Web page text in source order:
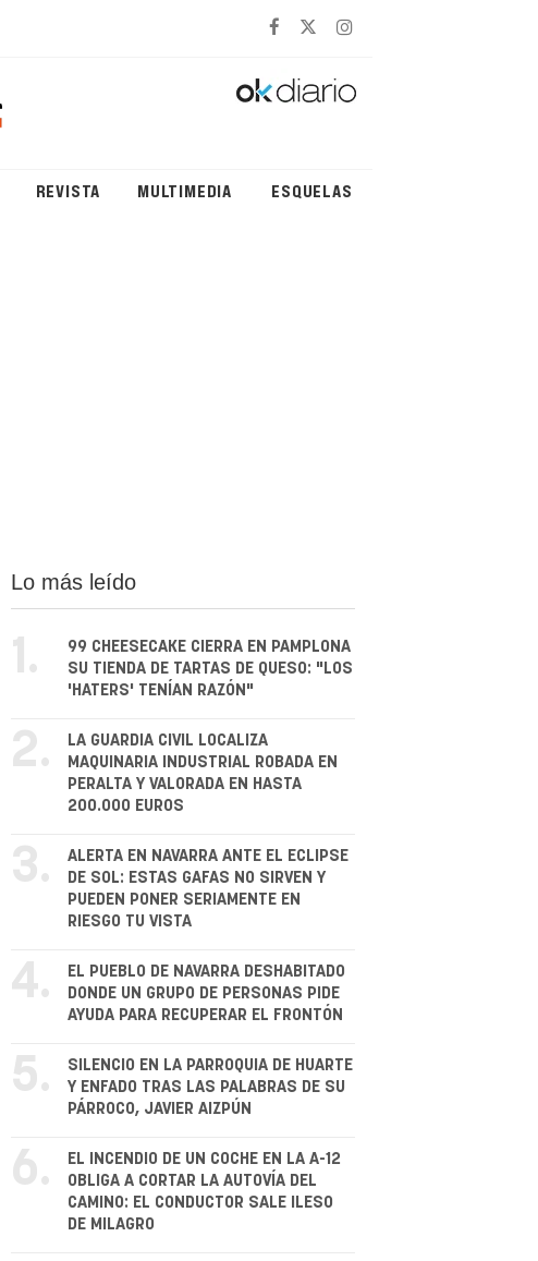
REVISTA MULTIMEDIA ESQUELAS
Lo más leído
1.
99 CHEESECAKE CIERRA EN PAMPLONA
SU TIENDA DE TARTAS DE QUESO: "LOS
'HATERS' TENÍAN RAZÓN"
2.
LA GUARDIA CIVIL LOCALIZA
MAQUINARIA INDUSTRIAL ROBADA EN
PERALTA Y VALORADA EN HASTA
200.000 EUROS
3.
ALERTA EN NAVARRA ANTE EL ECLIPSE
DE SOL: ESTAS GAFAS NO SIRVEN Y
PUEDEN PONER SERIAMENTE EN
RIESGO TU VISTA
4.
EL PUEBLO DE NAVARRA DESHABITADO
DONDE UN GRUPO DE PERSONAS PIDE
AYUDA PARA RECUPERAR EL FRONTÓN
5.
SILENCIO EN LA PARROQUIA DE HUARTE
Y ENFADO TRAS LAS PALABRAS DE SU
PÁRROCO, JAVIER AIZPÚN
6.
EL INCENDIO DE UN COCHE EN LA A-12
OBLIGA A CORTAR LA AUTOVÍA DEL
CAMINO: EL CONDUCTOR SALE ILESO
DE MILAGRO